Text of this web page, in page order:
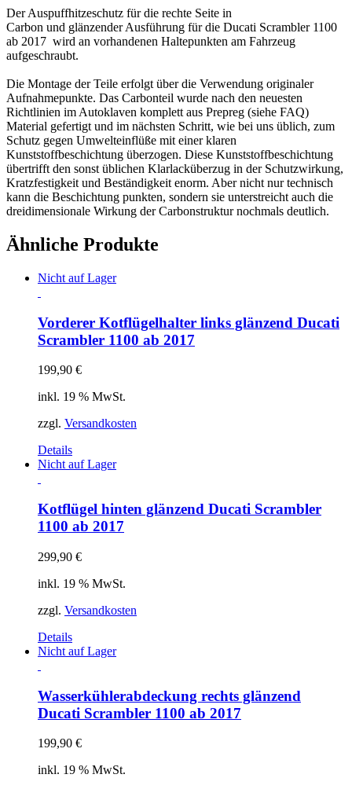
Der Auspuffhitzeschutz für die rechte Seite in
Carbon und glänzender Ausführung für die Ducati Scrambler 1100
ab 2017 wird an vorhandenen Haltepunkten am Fahrzeug
aufgeschraubt.
Die Montage der Teile erfolgt über die Verwendung originaler
Aufnahmepunkte. Das Carbonteil wurde nach den neuesten
Richtlinien im Autoklaven komplett aus Prepreg (siehe FAQ)
Material gefertigt und im nächsten Schritt, wie bei uns üblich, zum
Schutz gegen Umwelteinflüße mit einer klaren
Kunststoffbeschichtung überzogen. Diese Kunststoffbeschichtung
übertrifft den sonst üblichen Klarlacküberzug in der Schutzwirkung,
Kratzfestigkeit und Beständigkeit enorm. Aber nicht nur technisch
kann die Beschichtung punkten, sondern sie unterstreicht auch die
dreidimensionale Wirkung der Carbonstruktur nochmals deutlich.
Ähnliche Produkte
Nicht auf Lager
Vorderer Kotflügelhalter links glänzend Ducati
Scrambler 1100 ab 2017
199,90 €
inkl. 19 % MwSt.
zzgl. Versandkosten
Details
Nicht auf Lager
Kotflügel hinten glänzend Ducati Scrambler
1100 ab 2017
299,90 €
inkl. 19 % MwSt.
zzgl. Versandkosten
Details
Nicht auf Lager
Wasserkühlerabdeckung rechts glänzend
Ducati Scrambler 1100 ab 2017
199,90 €
inkl. 19 % MwSt.